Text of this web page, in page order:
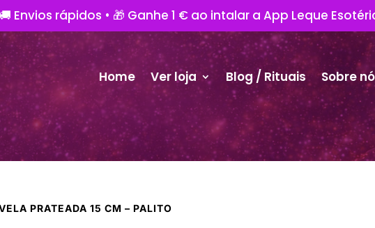
Envios rápidos • 🎁 Ganhe 1 € ao intalar a App Leque
Home Ver loja Blog / Rituais Sobre
PRATEADA 15 CM – PALITO